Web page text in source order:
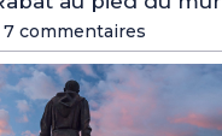
7 commentaires